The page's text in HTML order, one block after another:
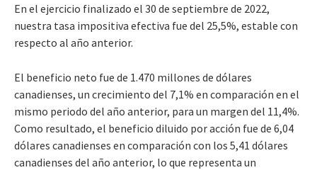
En el ejercicio finalizado el 30 de septiembre de 2022,
nuestra tasa impositiva efectiva fue del 25,5%, estable con
respecto al año anterior.
El beneficio neto fue de 1.470 millones de dólares
canadienses, un crecimiento del 7,1% en comparación en el
mismo periodo del año anterior, para un margen del 11,4%.
Como resultado, el beneficio diluido por acción fue de 6,04
dólares canadienses en comparación con los 5,41 dólares
canadienses del año anterior, lo que representa un